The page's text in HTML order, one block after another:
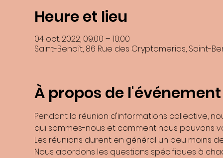
En soumettant ce formulaire, j’accepte que les informations saisies
recontacter, et
Les données collectées seront
Pour exercer ces droits ou pour toute question sur le traitement de
Heure et lieu
04 oct. 2022, 09:00 – 10:00
Saint-Benoît, 86 Rue des Cryptomerias, Saint-
À propos de l'événement
Pendant la réunion d'informations collective,
qui sommes-nous et comment nous pouvons
Les réunions durent en général un peu moins
Nous abordons les questions spécifiques à